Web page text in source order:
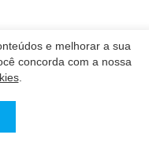
e melhorar a sua
concorda com a nossa
.